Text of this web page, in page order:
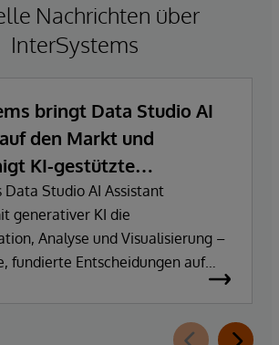
Nachrichten über
InterSystems
bringt Data Studio AI
den Markt und
KI-gestützte
und
Data Studio AI Assistant
generativer KI die
Analyse und Visualisierung –
fundierte Entscheidungen auf
Unternehmensdaten.